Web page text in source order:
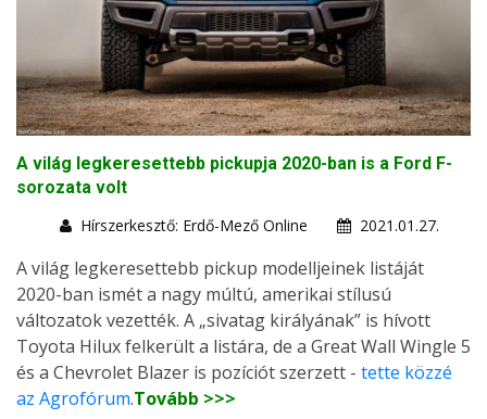
A világ legkeresettebb pickupja 2020-ban is a Ford F-
sorozata volt
Hírszerkesztő: Erdő-Mező Online
2021.01.27.
A világ legkeresettebb pickup modelljeinek listáját
2020-ban ismét a nagy múltú, amerikai stílusú
változatok vezették. A „sivatag királyának” is hívott
Toyota Hilux felkerült a listára, de a Great Wall Wingle 5
és a Chevrolet Blazer is pozíciót szerzett - tette közzé
az Agrofórum.Tovább >>>